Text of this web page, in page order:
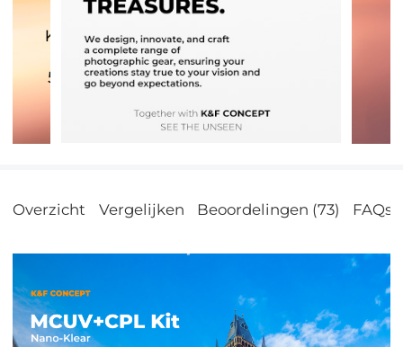
Overzicht Vergelijken Beoordelingen (73) FAQs